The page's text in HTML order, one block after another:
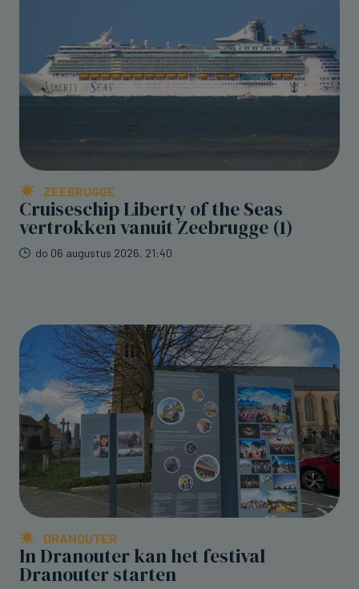
ZEEBRUGGE
Cruiseschip Liberty of the Seas
vertrokken vanuit Zeebrugge (1)
do 06 augustus 2026, 21:40
DRANOUTER
In Dranouter kan het festival
Dranouter starten